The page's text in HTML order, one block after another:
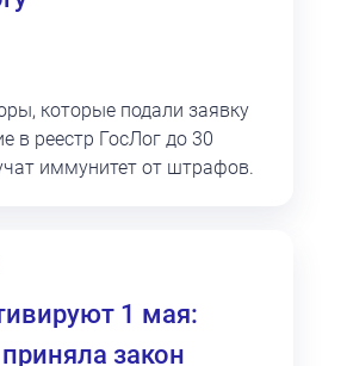
которые подали заявку
в реестр ГосЛог до 30
иммунитет от штрафов.
1 мая:
закон